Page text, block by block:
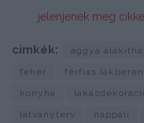
jelenjenek meg
címkék: ággyá
fehér
férfias
konyha
látványterv
nappali